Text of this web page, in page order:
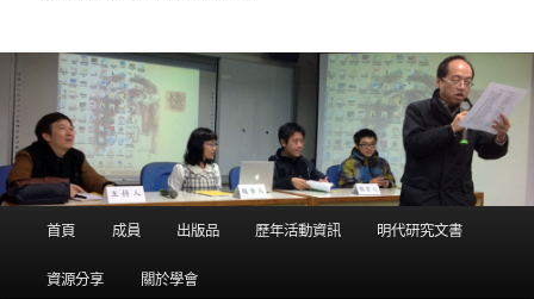
首頁 成員 出版品 歷年活動資訊 明代研究文書
資源分享 關於學會